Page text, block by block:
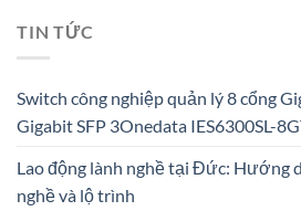
TIN TỨC
Switch công nghiệp quản lý 8 cổng
Gigabit SFP 3Onedata IES6300SL-
Lao động lành nghề tại Đức: Hướng
nghề và lộ trình